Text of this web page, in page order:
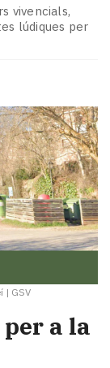
vivencials,
lúdiques per
| GSV
a la